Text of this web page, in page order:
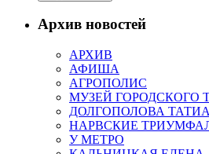
Архив новостей
АРХИВ
АФИША
АГРОПОЛИС
МУЗЕЙ ГОРОДСКОГО
ДОЛГОПОЛОВА
НАРВСКИЕ
У МЕТРО